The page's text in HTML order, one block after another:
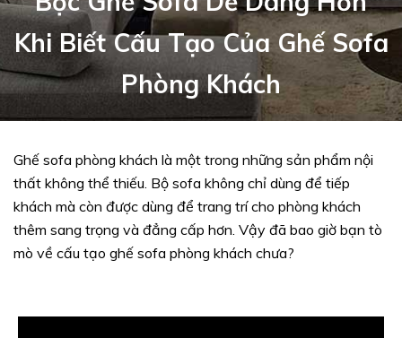
Khi Biết Cấu Tạo Của Ghế Sofa
Phòng Khách
Ghế sofa phòng khách là một trong những sản phẩm nội
thất không thể thiếu. Bộ sofa không chỉ dùng để tiếp
khách mà còn được dùng để trang trí cho phòng khách
thêm sang trọng và đẳng cấp hơn. Vậy đã bao giờ bạn tò
mò về cấu tạo ghế sofa phòng khách chưa?